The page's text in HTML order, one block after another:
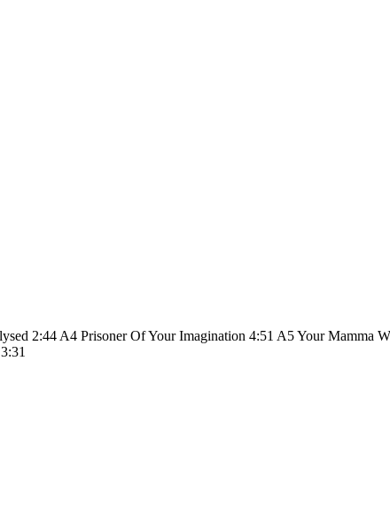
2:44 A4 Prisoner Of Your Imagination 4:51 A5 Your Mamma